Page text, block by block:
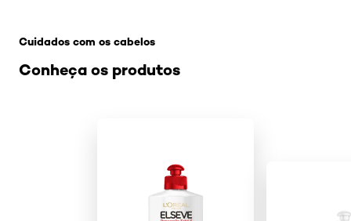
Conheça os produtos
Cuidados com os cabelos